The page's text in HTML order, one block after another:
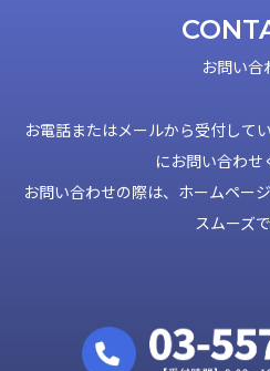
お問い合
お電話またはメールから受付して
にお問い合わせ
お問い合わせの際は、ホームペー
スムーズで